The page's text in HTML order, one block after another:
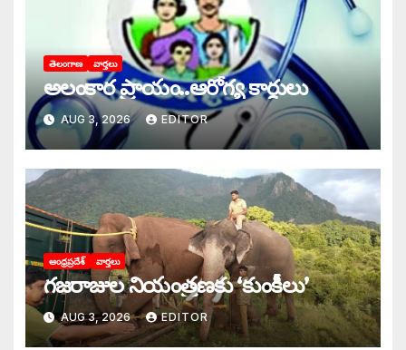
తెలంగాణ వార్తలు
అలంకార ప్రాయం..ఆరోగ్య కార్డులు
AUG 3, 2026 EDITOR
ఆంధ్రప్రదేశ్ వార్తలు
గజరాజుల నియంత్రణకు ‘కుంకీలు’
AUG 3, 2026 EDITOR